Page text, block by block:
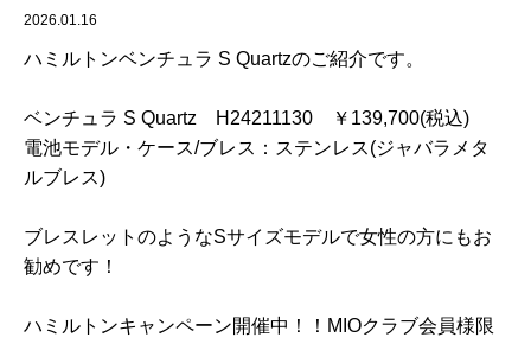
2026.01.16
ハミルトンベンチュラ S Quartzのご紹介です。
ベンチュラ S Quartz H24211130 ￥139,700(税込)
電池モデル・ケース/ブレス：ステンレス(ジャバラメタ
ルブレス)
ブレスレットのようなSサイズモデルで女性の方にもお
勧めです！
ハミルトンキャンペーン開催中！！MIOクラブ会員様限